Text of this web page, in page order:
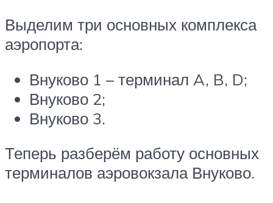
Выделим три основных комплекса
аэропорта:
Внуково 1 – терминал A, B, D;
Внуково 2;
Внуково 3.
Теперь разберём работу основных
терминалов аэровокзала Внуково.